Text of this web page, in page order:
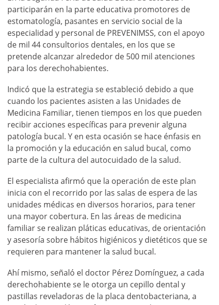
participarán en la parte educativa promotores de
estomatología, pasantes en servicio social de la
especialidad y personal de PREVENIMSS, con el apoyo
de mil 44 consultorios dentales, en los que se
pretende alcanzar alrededor de 500 mil atenciones
para los derechohabientes.
Indicó que la estrategia se estableció debido a que
cuando los pacientes asisten a las Unidades de
Medicina Familiar, tienen tiempos en los que pueden
recibir acciones específicas para prevenir alguna
patología bucal. Y en esta ocasión se hace énfasis en
la promoción y la educación en salud bucal, como
parte de la cultura del autocuidado de la salud.
El especialista afirmó que la operación de este plan
inicia con el recorrido por las salas de espera de las
unidades médicas en diversos horarios, para tener
una mayor cobertura. En las áreas de medicina
familiar se realizan pláticas educativas, de orientación
y asesoría sobre hábitos higiénicos y dietéticos que se
requieren para mantener la salud bucal.
Ahí mismo, señaló el doctor Pérez Domínguez, a cada
derechohabiente se le otorga un cepillo dental y
pastillas reveladoras de la placa dentobacteriana, a